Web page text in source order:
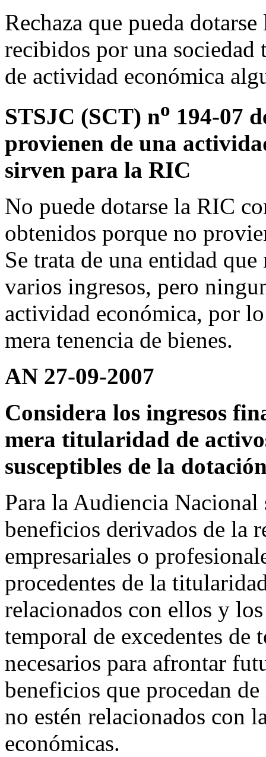
Rechaza que pueda
recibidos por una sociedad
de actividad económica
STSJC (SCT) no 194-07
provienen de una
sirven para la RIC
No puede dotarse la RIC
obtenidos porque no
Se trata de una entidad
varios ingresos, pero
actividad económica, por
mera tenencia de bienes.
AN 27-09-2007
Considera los ingresos
mera titularidad de
susceptibles de la
Para la Audiencia
beneficios derivados de la
empresariales o
procedentes de la
relacionados con ellos y
temporal de excedentes de
necesarios para afrontar
beneficios que procedan
no estén relacionados con
económicas.